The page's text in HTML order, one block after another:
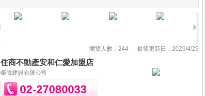
瀏覽人數： 244 最後更新日： 2026/4/29
住商不動產安和仁愛加盟店
榮騰建設有限公司
02-27080033